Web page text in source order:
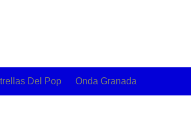
Del Pop Onda Granada